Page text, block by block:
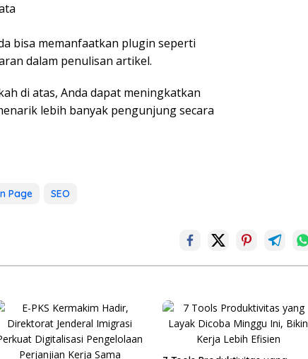
bisa memanfaatkan plugin seperti
dalam penulisan artikel.
di atas, Anda dapat meningkatkan
lebih banyak pengunjung secara
Page SEO